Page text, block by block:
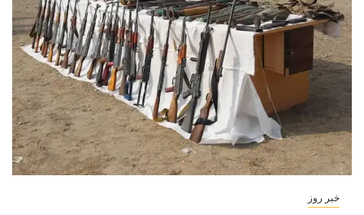
خبر روز